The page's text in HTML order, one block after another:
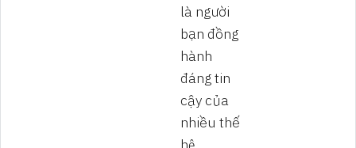
là người
bạn đồng
hành
đáng tin
cậy của
nhiều thế